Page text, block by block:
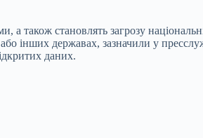
а також становлять загрозу
інших державах, зазначили у
даних.